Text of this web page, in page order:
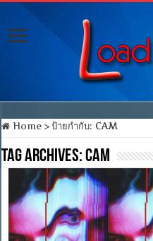
Home > ป้ายกำกับ: CAM
Tag Archives:CAM